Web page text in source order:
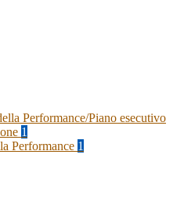
Performance/Piano esecutivo
1
Performance 1